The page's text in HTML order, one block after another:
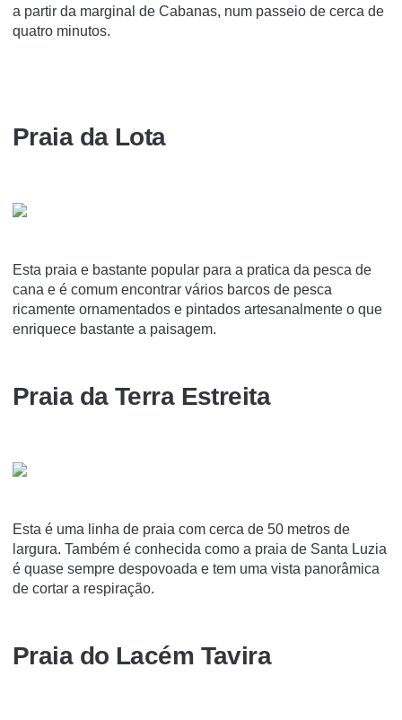
a partir da marginal de Cabanas, num passeio de cerca de
quatro minutos.
Praia da Lota
Esta praia e bastante popular para a pratica da pesca de
cana e é comum encontrar vários barcos de pesca
ricamente ornamentados e pintados artesanalmente o que
enriquece bastante a paisagem.
Praia da Terra Estreita
Esta é uma linha de praia com cerca de 50 metros de
largura. Também é conhecida como a praia de Santa Luzia
é quase sempre despovoada e tem uma vista panorâmica
de cortar a respiração.
Praia do Lacém Tavira